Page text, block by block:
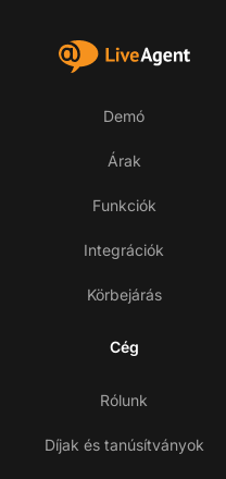
Demó
Árak
Funkciók
Integrációk
Körbejárás
Cég
Rólunk
Díjak és tanúsítványok